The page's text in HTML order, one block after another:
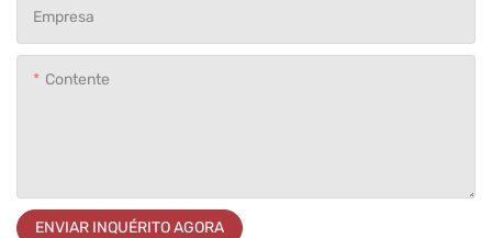
Empresa
Contente
ENVIAR INQUÉRITO AGORA